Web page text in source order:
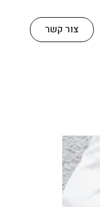
צור קשר